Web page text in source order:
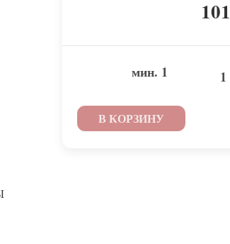
101
мин. 1
В КОРЗИНУ